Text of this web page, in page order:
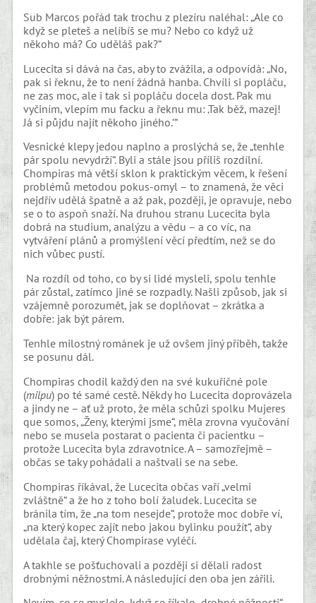
Sub Marcos pořád tak trochu z plezíru naléhal: „Ale co
když se pleteš a nelíbíš se mu? Nebo co když už
někoho má? Co uděláš pak?“
Lucecita si dává na čas, aby to zvážila, a odpovídá: „No,
pak si řeknu, že to není žádná hanba. Chvíli si popláču,
ne zas moc, ale i tak si popláču docela dost. Pak mu
vyčiním, vlepím mu facku a řeknu mu: ‚Tak běž, mazej!
Já si půjdu najít někoho jiného.‘“
Vesnické klepy jedou naplno a proslýchá se, že „tenhle
pár spolu nevydrží“. Byli a stále jsou příliš rozdílní.
Chompiras má větší sklon k praktickým věcem, k řešení
problémů metodou pokus-omyl – to znamená, že věci
nejdřív udělá špatně a až pak, později, je opravuje, nebo
se o to aspoň snaží. Na druhou stranu Lucecita byla
dobrá na studium, analýzu a vědu – a co víc, na
vytváření plánů a promýšlení věcí předtím, než se do
nich vůbec pustí.
Na rozdíl od toho, co by si lidé mysleli, spolu tenhle
pár zůstal, zatímco jiné se rozpadly. Našli způsob, jak si
vzájemně porozumět, jak se doplňovat – zkrátka a
dobře: jak být párem.
Tenhle milostný románek je už ovšem jiný příběh, takže
se posunu dál.
Chompiras chodil každý den na své kukuřičné pole
(milpu) po té samé cestě. Někdy ho Lucecita doprovázela
a jindy ne – ať už proto, že měla schůzi spolku Mujeres
que somos, „Ženy, kterými jsme“, měla zrovna vyučování
nebo se musela postarat o pacienta či pacientku –
protože Lucecita byla zdravotnice. A – samozřejmě –
občas se taky pohádali a naštvali se na sebe.
Chompiras říkával, že Lucecita občas vaří „velmi
zvláštně“ a že ho z toho bolí žaludek. Lucecita se
bránila tím, že „na tom nesejde“, protože moc dobře ví,
„na který kopec zajít nebo jakou bylinku použít“, aby
udělala čaj, který Chompirase vyléčí.
A takhle se pošťuchovali a později si dělali radost
drobnými něžnostmi. A následující den oba jen zářili.